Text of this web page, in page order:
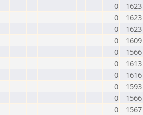
0
1623
0
1623
0
1623
0
1609
0
1566
0
1613
0
1616
0
1593
0
1566
0
1567